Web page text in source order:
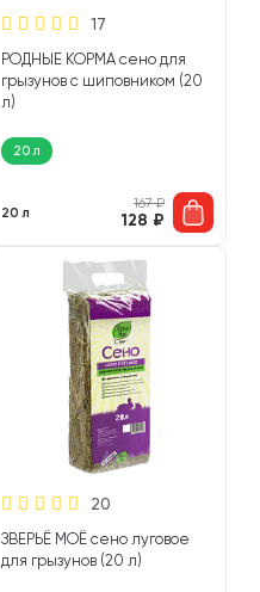
17
РОДНЫЕ КОРМА сено для
грызунов с шиповником (20
л)
20 л
20 л
167₽
128 ₽
20
ЗВЕРЬЁ МОЁ сено луговое
для грызунов (20 л)